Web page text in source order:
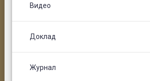
Видео
Доклад
Журнал